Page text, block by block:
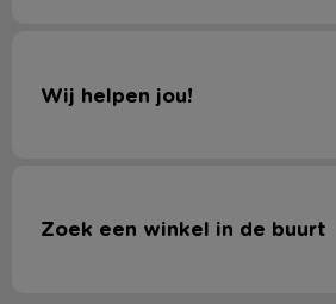
Wij helpen jou!
Zoek een winkel in de buurt